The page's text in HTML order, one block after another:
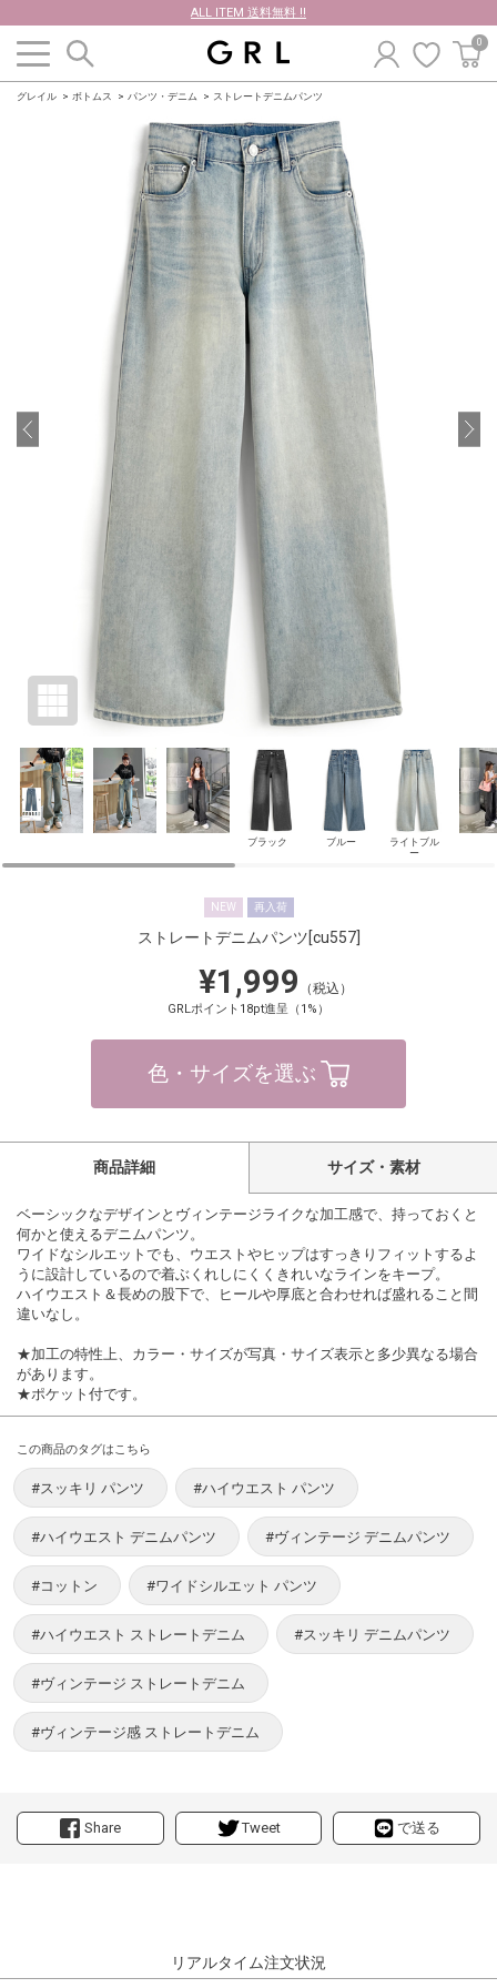
ALL ITEM 送料無料 !!
0
グレイル ボトムス パンツ・デニム ストレートデニムパンツ
ブラック ブルー
ライトブル
ー
NEW 再入荷
ストレートデニムパンツ[cu557]
¥1,999 （税込）
GRLポイント18pt進呈（1%）
色・サイズを選ぶ
Share Tweet で送る
商品詳細 サイズ・素材
ベーシックなデザインとヴィンテージライクな加工感で、持っておくと
何かと使えるデニムパンツ。
ワイドなシルエットでも、ウエストやヒップはすっきりフィットするよ
うに設計しているので着ぶくれしにくくきれいなラインをキープ。
ハイウエスト＆長めの股下で、ヒールや厚底と合わせれば盛れること間
違いなし。
★加工の特性上、カラー・サイズが写真・サイズ表示と多少異なる場合
があります。
★ポケット付です。
この商品のタグはこちら
#スッキリ パンツ #ハイウエスト パンツ
#ハイウエスト デニムパンツ #ヴィンテージ デニムパンツ
#コットン #ワイドシルエット パンツ
#ハイウエスト ストレートデニム #スッキリ デニムパンツ
#ヴィンテージ ストレートデニム
#ヴィンテージ感 ストレートデニム
リアルタイム注文状況